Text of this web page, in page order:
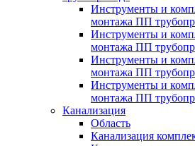
Инструменты и
монтажа ПП
Инструменты и
монтажа ПП
Инструменты и
монтажа ПП
Инструменты и
монтажа ПП
Канализация
Область
Канализация